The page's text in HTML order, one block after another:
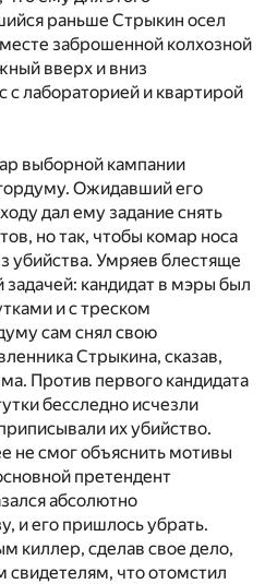
раньше Стрыкин осел
заброшенной колхозной
вверх и вниз
с лабораторией и квартирой
выборной кампании
Ожидавший его
дал ему задание снять
но так, чтобы комар носа
убийства. Умряев блестяще
задачей: кандидат в мэры был
и с треском
сам снял свою
Стрыкина, сказав,
Против первого кандидата
бесследно исчезли
их убийство.
не смог объяснить мотивы
претендент
абсолютно
и его пришлось убрать.
киллер, сделав свое дело,
что отомстил